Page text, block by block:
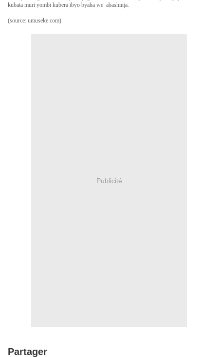
kubata muri yombi kubera ibyo byaha we abashinja.
(source: umuseke.com)
Publicité
Partager